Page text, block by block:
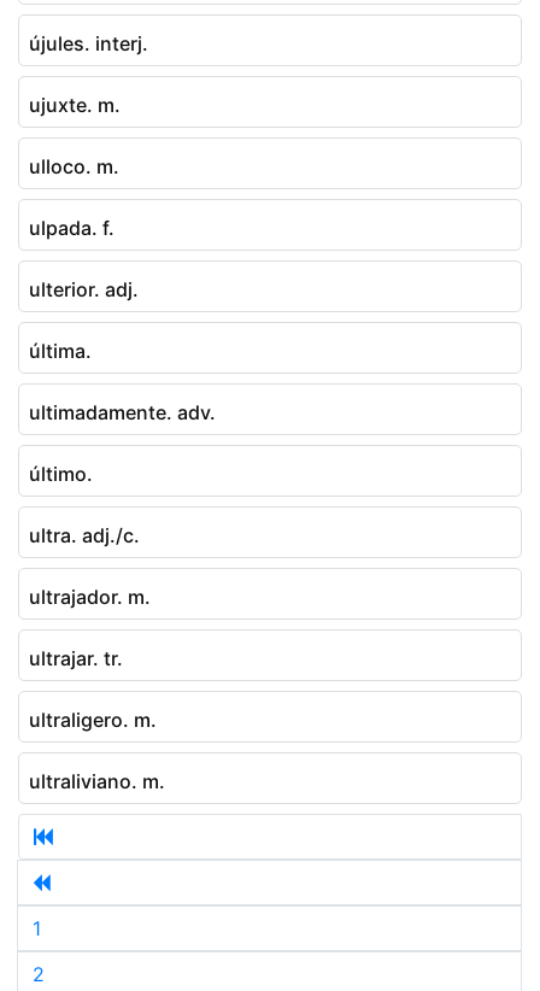
újules. interj.
ujuxte. m.
ulloco. m.
ulpada. f.
ulterior. adj.
última.
ultimadamente. adv.
último.
ultra. adj./c.
ultrajador. m.
ultrajar. tr.
ultraligero. m.
ultraliviano. m.
1
2